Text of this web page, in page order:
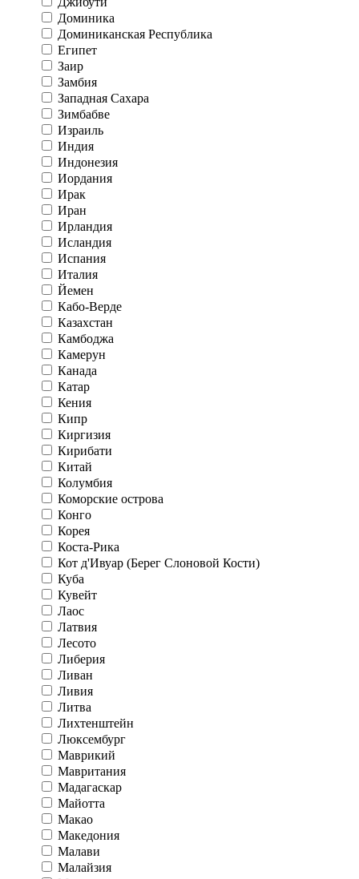
Доминика
Доминиканская Республика
Египет
Заир
Замбия
Западная Сахара
Зимбабве
Израиль
Индия
Индонезия
Иордания
Ирак
Иран
Ирландия
Исландия
Испания
Италия
Йемен
Кабо-Верде
Казахстан
Камбоджа
Камерун
Канада
Катар
Кения
Кипр
Киргизия
Кирибати
Китай
Колумбия
Коморские острова
Конго
Корея
Коста-Рика
Кот д'Ивуар (Берег Слоновой Кости)
Куба
Кувейт
Лаос
Латвия
Лесото
Либерия
Ливан
Ливия
Литва
Лихтенштейн
Люксембург
Маврикий
Мавритания
Мадагаскар
Майотта
Макао
Македония
Малави
Малайзия